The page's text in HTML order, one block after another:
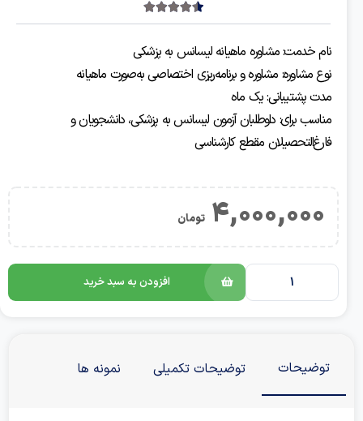
4.50 2 رای
نام خدمت: مشاوره ماهیانه لیسانس به پزشکی
نوع مشاوره: مشاوره و برنامه‌ریزی اختصاصی به‌صورت ماهیانه
مدت پشتیبانی: یک ماه
مناسب برای: داوطلبان آزمون لیسانس به پزشکی، دانشجویان و
فارغ‌التحصیلان مقطع کارشناسی
4,000,000 تومان
افزودن به سبد خرید
توضیحات توضیحات تکمیلی نمونه ها